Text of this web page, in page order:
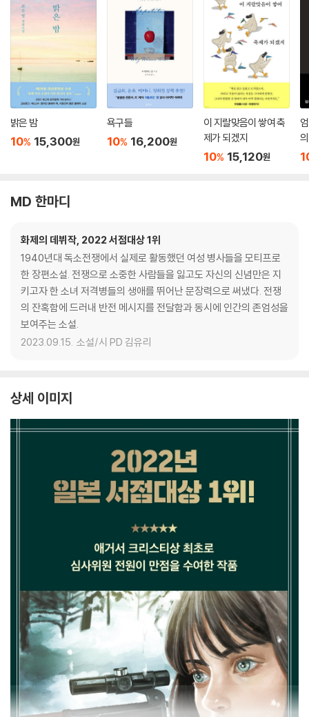
밝은 밤
10% 15,300원
욕구들
10% 16,200원
이 지랄맞음이 쌓여 축
제가 되겠지
10% 15,120원
MD 한마디
화제의 데뷔작, 2022 서점대상 1위
1940년대 독소전쟁에서 실제로 활동했던 여성 병사들을 모티프로
한 장편소설. 전쟁으로 소중한 사람들을 잃고도 자신의 신념만은 지
키고자 한 소녀 저격병들의 생애를 뛰어난 문장력으로 써냈다. 전쟁
의 잔혹함에 드러내 반전 메시지를 전달함과 동시에 인간의 존엄성을
보여주는 소설.
2023.09.15. 소설/시 PD 김유리
상세 이미지